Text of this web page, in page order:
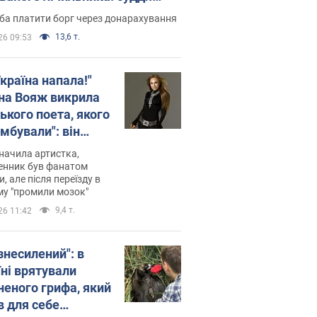
неочікуване рішення
платити борг через донарахування
09:53 13,6 т.
напала!"
Вояж викрила
поета, якого
він
російської не
тепер хоче
українців
артистка,
був фанатом
але після переїзду в
"промили мозок"
11:42 9,4 т.
в
врятували
грифа, який
для себе